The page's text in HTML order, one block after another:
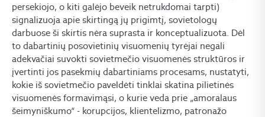
persekiojo, o kiti galėjo beveik netrukdomai tarpti)
signalizuoja apie skirtingą jų prigimtį, sovietologų
darbuose ši skirtis nėra suprasta ir konceptualizuota. Dėl
to dabartinių posovietinių visuomenių tyrėjai negali
adekvačiai suvokti sovietmečio visuomenės struktūros ir
įvertinti jos pasekmių dabartiniams procesams, nustatyti,
kokie iš sovietmečio paveldėti tinklai skatina pilietinės
visuomenės formavimąsi, o kurie veda prie „amoralaus
šeimyniškumo“ - korupcijos, klientelizmo, patronažo